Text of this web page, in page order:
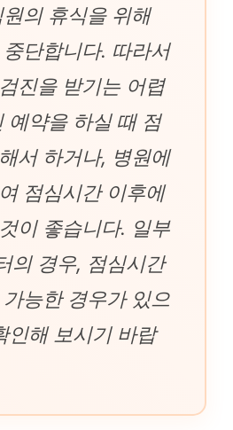
의 휴식을 위해
단합니다. 따라서
진을 받기는 어렵
예약을 하실 때 점
서 하거나, 병원에
점심시간 이후에
이 좋습니다. 일부
의 경우, 점심시간
능한 경우가 있으
인해 보시기 바랍